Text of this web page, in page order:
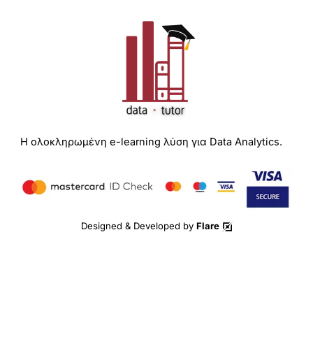
Η ολοκληρωμένη e-learning λύση για Data Analytics.
Designed & Developed by Flare